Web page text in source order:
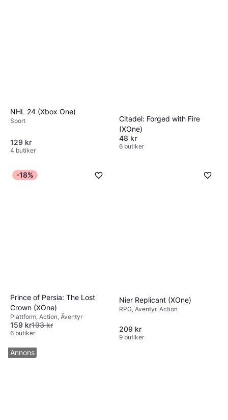
NHL 24 (Xbox One)
Sport
129 kr
4 butiker
Citadel: Forged with Fire
(XOne)
48 kr
6 butiker
-18%
Prince of Persia: The Lost
Crown (XOne)
Plattform, Action, Äventyr
159 kr193 kr
6 butiker
Nier Replicant (XOne)
RPG, Äventyr, Action
209 kr
9 butiker
Annons